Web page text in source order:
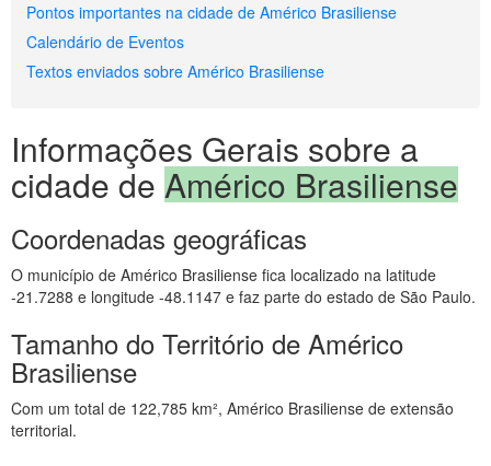
Pontos importantes na cidade de Américo Brasiliense
Calendário de Eventos
Textos enviados sobre Américo Brasiliense
Informações Gerais sobre a
cidade de Américo Brasiliense
Coordenadas geográficas
O município de Américo Brasiliense fica localizado na latitude
-21.7288 e longitude -48.1147 e faz parte do estado de São Paulo.
Tamanho do Território de Américo
Brasiliense
Com um total de 122,785 km², Américo Brasiliense de extensão
territorial.